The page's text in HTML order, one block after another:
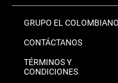
GRUPO EL COLOMBIANO
CONTÁCTANOS
TÉRMINOS Y
CONDICIONES